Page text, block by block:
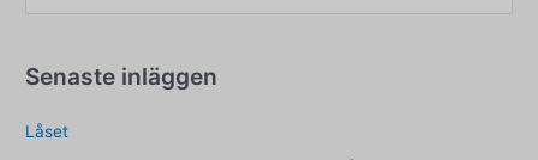
e
t
Senaste inläggen
Låset